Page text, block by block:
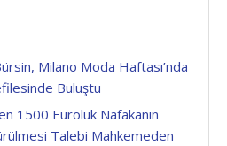
Milano Moda Haftası’nda
Buluştu
1500 Euroluk Nafakanın
Talebi Mahkemeden